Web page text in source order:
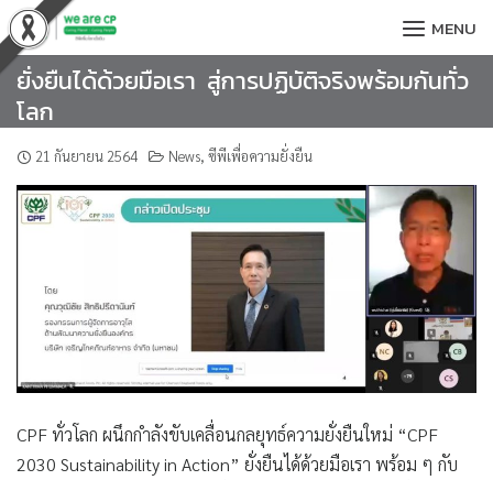
Skip
to
content
MENU
ยั่งยืนได้ด้วยมือเรา สู่การปฏิบัติจริงพร้อมกันทั่ว
โลก
21 กันยายน 2564 News, ซีพีเพื่อความยั่งยืน
CPF ทั่วโลก ผนึกกำลังขับเคลื่อนกลยุทธ์ความยั่งยืนใหม่ “CPF
2030 Sustainability in Action” ยั่งยืนได้ด้วยมือเรา พร้อม ๆ กับ